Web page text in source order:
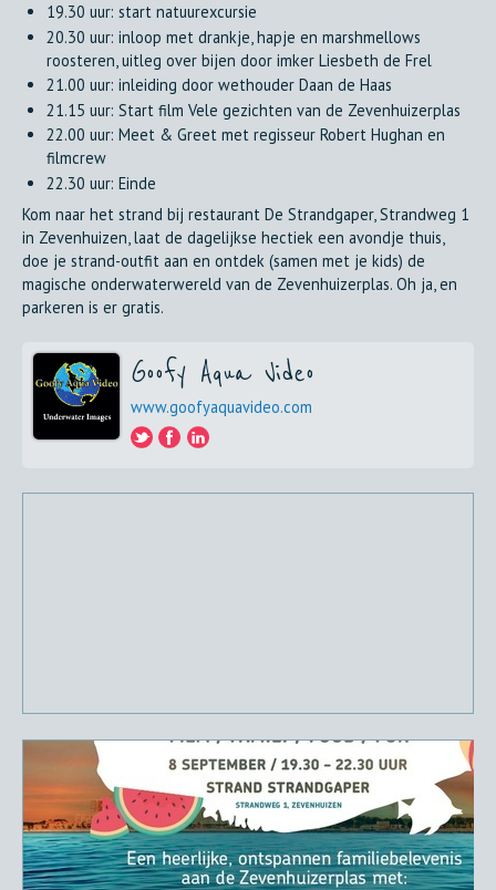
19.30 uur: start natuurexcursie
20.30 uur: inloop met drankje, hapje en marshmellows
roosteren, uitleg over bijen door imker Liesbeth de Frel
21.00 uur: inleiding door wethouder Daan de Haas
21.15 uur: Start film Vele gezichten van de Zevenhuizerplas
22.00 uur: Meet & Greet met regisseur Robert Hughan en
filmcrew
22.30 uur: Einde
Kom naar het strand bij restaurant De Strandgaper, Strandweg 1
in Zevenhuizen, laat de dagelijkse hectiek een avondje thuis,
doe je strand-outfit aan en ontdek (samen met je kids) de
magische onderwaterwereld van de Zevenhuizerplas. Oh ja, en
parkeren is er gratis.
Goofy Aqua Video
www.goofyaquavideo.com